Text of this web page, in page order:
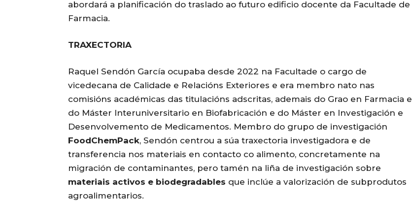
abordará a planificación do traslado ao futuro edificio docente da Facultade de
Farmacia.
TRAXECTORIA
Raquel Sendón García ocupaba desde 2022 na Facultade o cargo de
vicedecana de Calidade e Relacións Exteriores e era membro nato nas
comisións académicas das titulacións adscritas, ademais do Grao en Farmacia e
do Máster Interuniversitario en Biofabricación e do Máster en Investigación e
Desenvolvemento de Medicamentos. Membro do grupo de investigación
FoodChemPack, Sendón centrou a súa traxectoria investigadora e de
transferencia nos materiais en contacto co alimento, concretamente na
migración de contaminantes, pero tamén na liña de investigación sobre
materiais activos e biodegradables que inclúe a valorización de subprodutos
agroalimentarios.